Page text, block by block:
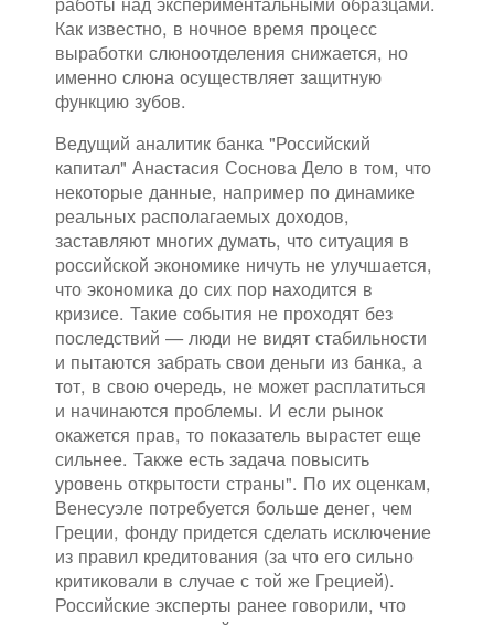
Как известно, в ночное время процесс
выработки слюноотделения снижается, но
именно слюна осуществляет защитную
функцию зубов.
Ведущий аналитик банка "Российский
капитал" Анастасия Соснова Дело в том, что
некоторые данные, например по динамике
реальных располагаемых доходов,
заставляют многих думать, что ситуация в
российской экономике ничуть не улучшается,
что экономика до сих пор находится в
кризисе. Такие события не проходят без
последствий — люди не видят стабильности
и пытаются забрать свои деньги из банка, а
тот, в свою очередь, не может расплатиться
и начинаются проблемы. И если рынок
окажется прав, то показатель вырастет еще
сильнее. Также есть задача повысить
уровень открытости страны". По их оценкам,
Венесуэле потребуется больше денег, чем
Греции, фонду придется сделать исключение
из правил кредитования (за что его сильно
критиковали в случае с той же Грецией).
Российские эксперты ранее говорили, что